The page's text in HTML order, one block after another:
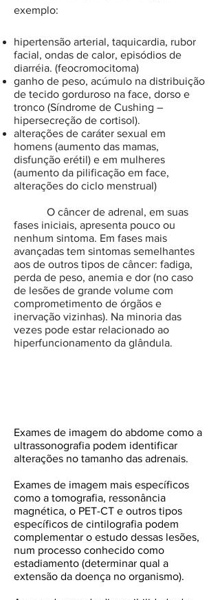
exemplo:
hipertensão arterial, taquicardia, rubor
facial, ondas de calor, episódios de
diarréia. (feocromocitoma)
ganho de peso, acúmulo na distribuição
de tecido gorduroso na face, dorso e
tronco (Síndrome de Cushing –
hipersecreção de cortisol).
alterações de caráter sexual em
homens (aumento das mamas,
disfunção erétil) e em mulheres
(aumento da pilificação em face,
alterações do ciclo menstrual)
O câncer de adrenal, em suas
fases iniciais, apresenta pouco ou
nenhum sintoma. Em fases mais
avançadas tem sintomas semelhantes
aos de outros tipos de câncer: fadiga,
perda de peso, anemia e dor (no caso
de lesões de grande volume com
comprometimento de órgãos e
inervação vizinhas). Na minoria das
vezes pode estar relacionado ao
hiperfuncionamento da glândula.
Exames de imagem do abdome como a
ultrassonografia podem identificar
alterações no tamanho das adrenais.
Exames de imagem mais específicos
como a tomografia, ressonância
magnética, o PET-CT e outros tipos
específicos de cintilografia podem
complementar o estudo dessas lesões,
num processo conhecido como
estadiamento (determinar qual a
extensão da doença no organismo).